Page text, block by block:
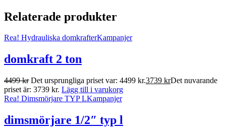
Relaterade produkter
Rea! Hydrauliska domkrafterKampanjer
domkraft 2 ton
4499kr Det ursprungliga priset var: 4499 kr.3739 krDet nuvarande
priset är: 3739 kr. Lägg till i varukorg
Rea! Dimsmörjare TYP LKampanjer
dimsmörjare 1/2″ typ l